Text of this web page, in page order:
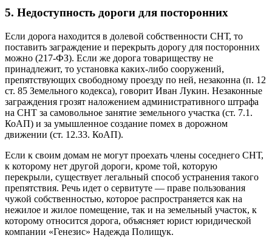
5. Недоступность дороги для посторонних
Если дорога находится в долевой собственности СНТ, то
поставить заграждение и перекрыть дорогу для посторонних
можно (217-ФЗ). Если же дорога товариществу не
принадлежит, то установка каких-либо сооружений,
препятствующих свободному проезду по ней, незаконна (п. 12
ст. 85 Земельного кодекса), говорит Иван Лукин. Незаконные
заграждения грозят наложением административного штрафа
на СНТ за самовольное занятие земельного участка (ст. 7.1.
КоАП) и за умышленное создание помех в дорожном
движении (ст. 12.33. КоАП).
Если к своим домам не могут проехать члены соседнего СНТ,
к которому нет другой дороги, кроме той, которую
перекрыли, существует легальный способ устранения такого
препятствия. Речь идет о сервитуте — праве пользования
чужой собственностью, которое распространяется как на
нежилое и жилое помещение, так и на земельный участок, к
которому относится дорога, объясняет юрист юридической
компании «Генезис» Надежда Полищук.